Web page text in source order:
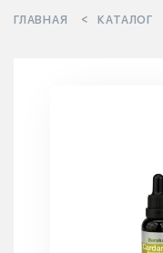
ГЛАВНАЯ КАТАЛОГ